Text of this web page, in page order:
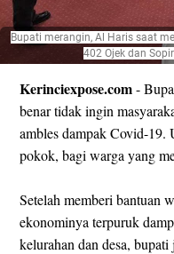
Bupati merangin, Al Haris saat
402 Ojek dan
Kerinciexpose.com-
benar tidak ingin
ambles dampak Covid-19.
pokok, bagi warga yang
Setelah memberi bantuan
ekonominya terpuruk
kelurahan dan desa,